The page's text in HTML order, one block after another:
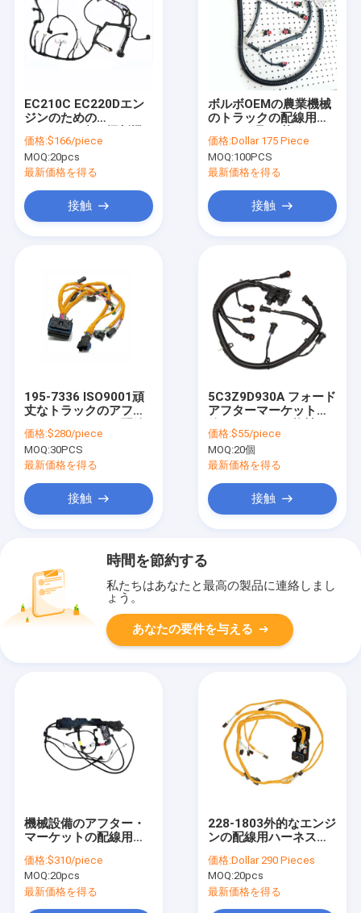
EC210C EC220Dエン
ジンのための
のアフター・マーケッ
トの配線用ハーネス
価格:$166/piece
MOQ:20pcs
最新価格を得る
接触
ボルボOEMの農業機械
のトラックの配線用ハ
CCC
価格:Dollar 175 Piece
MOQ:100PCS
最新価格を得る
接触
195-7336 ISO9001頑
丈なトラックのアフタ
用ハーネスHainr
価格:$280/piece
MOQ:30PCS
最新価格を得る
接触
5C3Z9D930A フォード
アフターマーケット配
あるエンジンインジェ
クターハーネス
価格:$55/piece
MOQ:20個
最新価格を得る
接触
時間を節約する
私たちはあなたと最高の製品に連絡しまし
ょう。
あなたの要件を与える
機械設備のアフター・
マーケットの配線用ハ
価格:$310/piece
MOQ:20pcs
最新価格を得る
228-1803外的なエンジ
ンの配線用ハーネスの
の配線用ハーネス
価格:Dollar 290 Pieces
MOQ:20pcs
最新価格を得る